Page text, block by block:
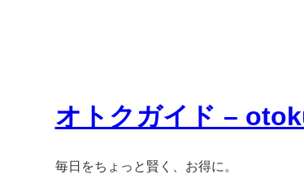
オトクガイド –
毎日をちょっと賢く、お得に。